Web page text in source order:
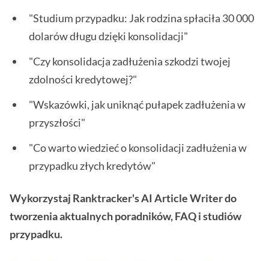
"Studium przypadku: Jak rodzina spłaciła 30 000
dolarów długu dzięki konsolidacji"
"Czy konsolidacja zadłużenia szkodzi twojej
zdolności kredytowej?"
"Wskazówki, jak uniknąć pułapek zadłużenia w
przyszłości"
"Co warto wiedzieć o konsolidacji zadłużenia w
przypadku złych kredytów"
Wykorzystaj Ranktracker's AI Article Writer do
tworzenia aktualnych poradników, FAQ i studiów
przypadku.